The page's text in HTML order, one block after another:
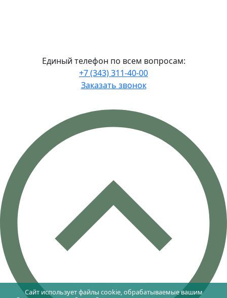
Единый телефон по всем вопросам:
+7 (343) 311-40-00
Заказать звонок
Сайт использует файлы cookie, обрабатываемые вашим